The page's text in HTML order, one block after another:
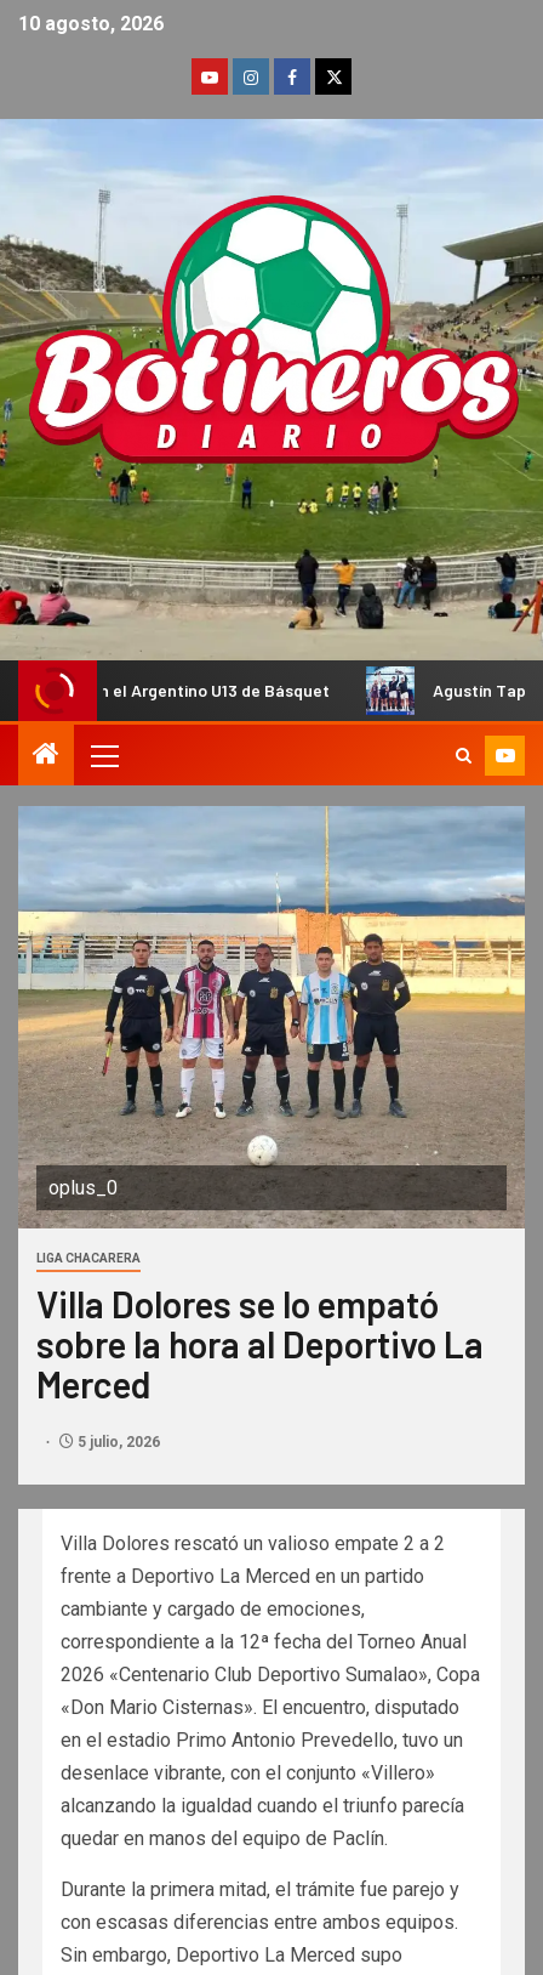
10 agosto, 2026
U13 de Básquet Agustín Tapia y Arturo
oplus_0
LIGA CHACARERA
Villa Dolores se lo empató
sobre la hora al Deportivo La
Merced
5 julio, 2026
Villa Dolores rescató un valioso empate 2 a 2
frente a Deportivo La Merced en un partido
cambiante y cargado de emociones,
correspondiente a la 12ª fecha del Torneo Anual
2026 «Centenario Club Deportivo Sumalao», Copa
«Don Mario Cisternas». El encuentro, disputado
en el estadio Primo Antonio Prevedello, tuvo un
desenlace vibrante, con el conjunto «Villero»
alcanzando la igualdad cuando el triunfo parecía
quedar en manos del equipo de Paclín.
Durante la primera mitad, el trámite fue parejo y
con escasas diferencias entre ambos equipos.
Sin embargo, Deportivo La Merced supo